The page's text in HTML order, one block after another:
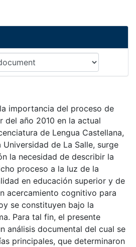
importancia del proceso de
del año 2010 en la actual
de Lengua Castellana,
Universidad de La Salle, surge
la necesidad de describir la
proceso a la luz de la
en educación superior y de
acercamiento cognitivo para
se constituyen bajo la
Para tal fin, el presente
análisis documental del cual se
principales, que determinaron